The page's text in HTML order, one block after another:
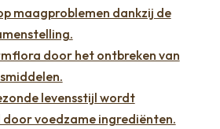
maagproblemen dankzij de
door het ontbreken van
levensstijl wordt
voedzame ingrediënten.